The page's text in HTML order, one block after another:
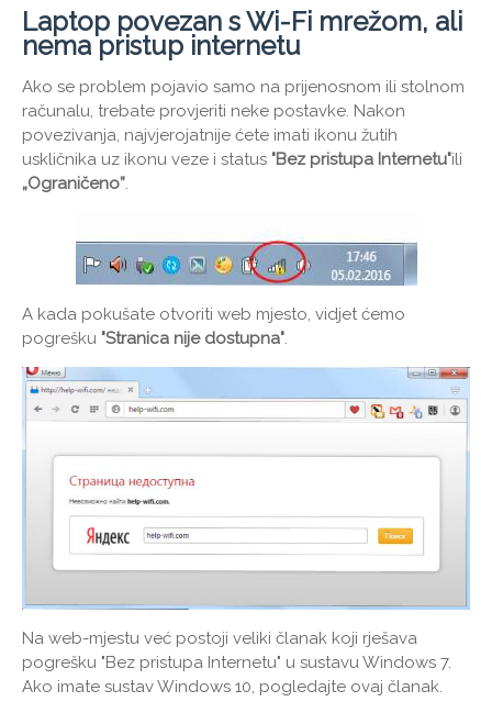
Laptop povezan s Wi-Fi mrežom, ali
nema pristup internetu
Ako se problem pojavio samo na prijenosnom ili stolnom
računalu, trebate provjeriti neke postavke. Nakon
povezivanja, najvjerojatnije ćete imati ikonu žutih
uskličnika uz ikonu veze i status "Bez pristupa Internetu"ili
„Ograničeno”.
A kada pokušate otvoriti web mjesto, vidjet ćemo
pogrešku "Stranica nije dostupna".
Na web-mjestu već postoji veliki članak koji rješava
pogrešku "Bez pristupa Internetu" u sustavu Windows 7.
Ako imate sustav Windows 10, pogledajte ovaj članak.